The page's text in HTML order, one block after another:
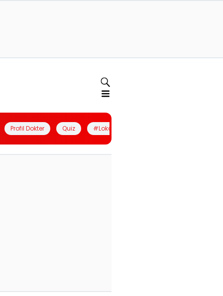
Profil Dokter Quiz #LokalBerdaya